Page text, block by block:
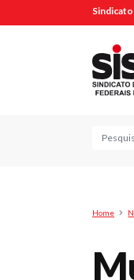
Pesquisa
Home